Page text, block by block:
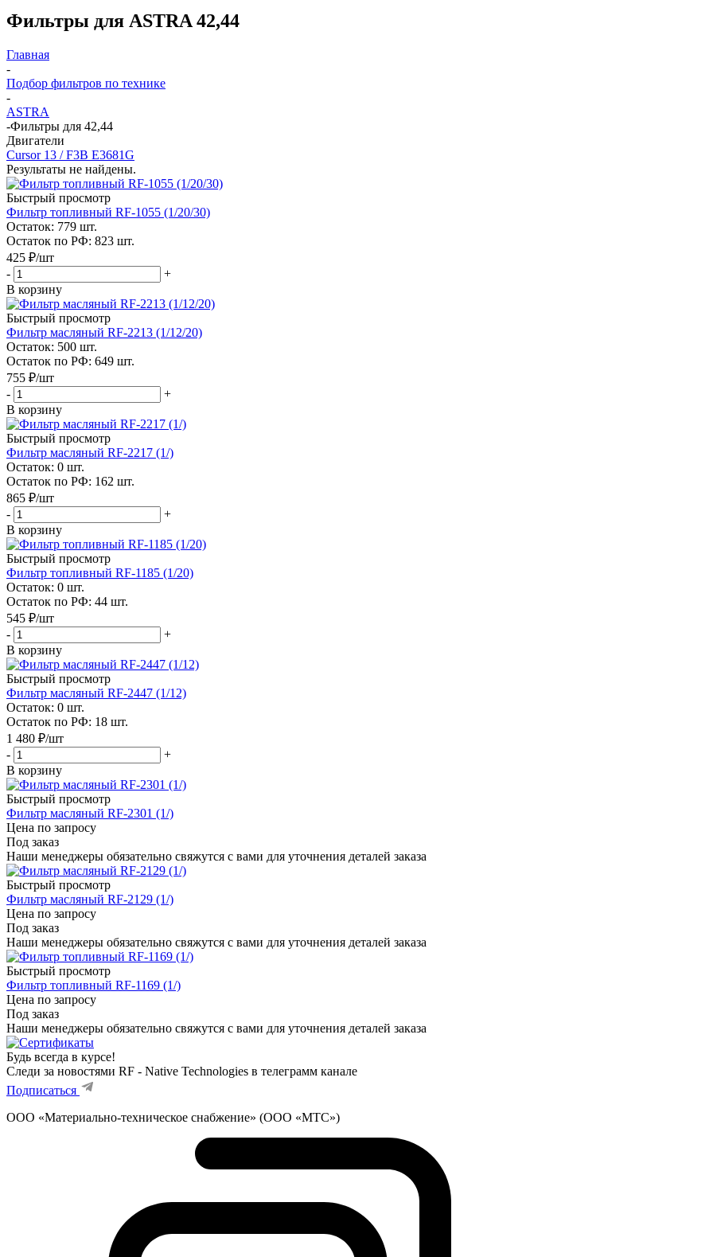
Фильтры для ASTRA 42,44
Главная
-
Подбор фильтров по технике
-
ASTRA
-Фильтры для 42,44
Двигатели
Cursor 13 / F3B E3681G
Результаты не найдены.
Быстрый просмотр
Фильтр топливный RF-1055 (1/20/30)
Остаток: 779 шт.
Остаток по РФ: 823 шт.
425 ₽/шт
-
+
В корзину
Быстрый просмотр
Фильтр масляный RF-2213 (1/12/20)
Остаток: 500 шт.
Остаток по РФ: 649 шт.
755 ₽/шт
-
+
В корзину
Быстрый просмотр
Фильтр масляный RF-2217 (1/)
Остаток: 0 шт.
Остаток по РФ: 162 шт.
865 ₽/шт
-
+
В корзину
Быстрый просмотр
Фильтр топливный RF-1185 (1/20)
Остаток: 0 шт.
Остаток по РФ: 44 шт.
545 ₽/шт
-
+
В корзину
Быстрый просмотр
Фильтр масляный RF-2447 (1/12)
Остаток: 0 шт.
Остаток по РФ: 18 шт.
1 480 ₽/шт
-
+
В корзину
Быстрый просмотр
Фильтр масляный RF-2301 (1/)
Цена по запросу
Под заказ
Наши менеджеры обязательно свяжутся с вами для уточнения деталей заказа
Быстрый просмотр
Фильтр масляный RF-2129 (1/)
Цена по запросу
Под заказ
Наши менеджеры обязательно свяжутся с вами для уточнения деталей заказа
Быстрый просмотр
Фильтр топливный RF-1169 (1/)
Цена по запросу
Под заказ
Наши менеджеры обязательно свяжутся с вами для уточнения деталей заказа
Будь всегда в курсе!
Следи за новостями RF - Native Technologies в телеграмм канале
Подписаться
ООО «Материально-техническое снабжение» (ООО «МТС»)